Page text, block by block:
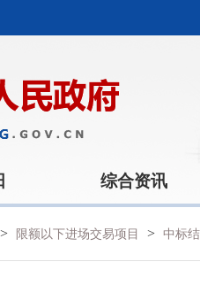
综合资讯
> 限额以下进场交易项目 > 中标